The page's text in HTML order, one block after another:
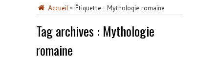
Accueil » Étiquette : Mythologie romaine
Tag archives : Mythologie
romaine